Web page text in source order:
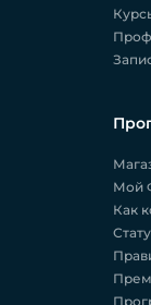
Мой
Как